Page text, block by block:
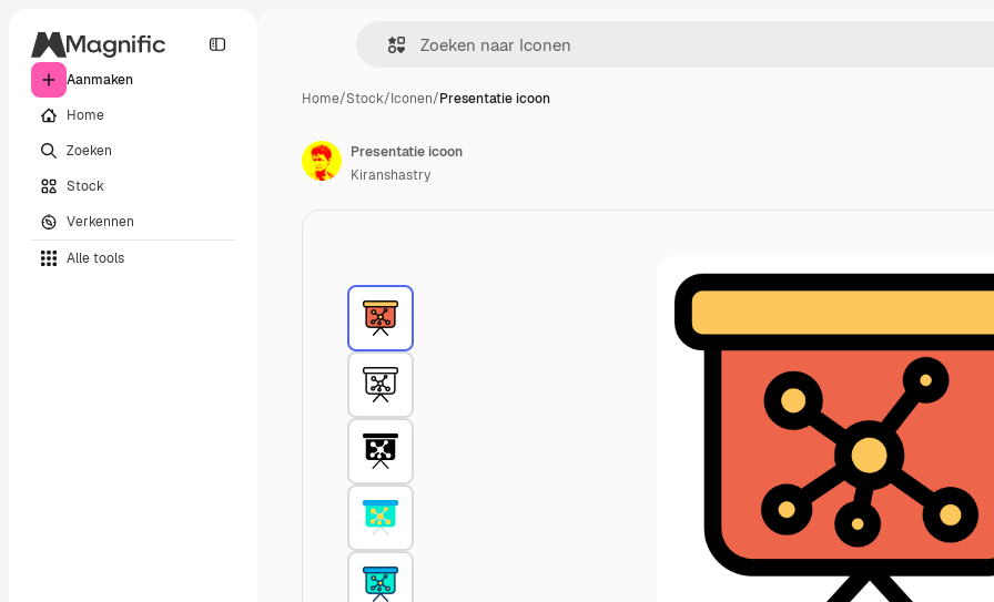
Aanmaken
Home
Zoeken
Stock
Verkennen
Alle tools
Home/Stock/Iconen/Presentatie icoon
Presentatie icoon
Kiranshastry